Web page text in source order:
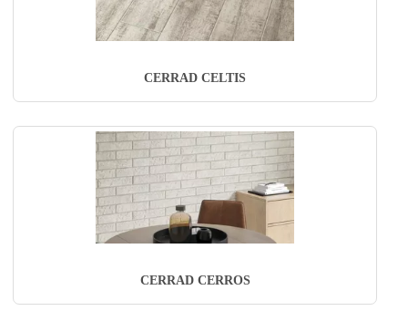
CERRAD CELTIS
CERRAD CERROS